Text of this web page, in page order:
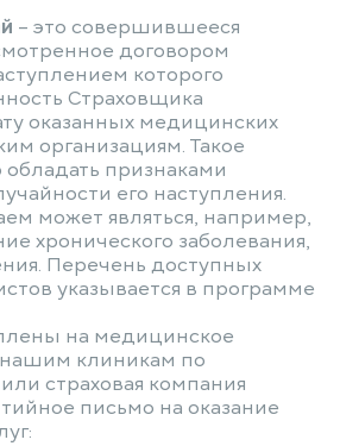
– это совершившееся
договором
которого
Страховщика
оказанных медицинских
организациям. Такое
признаками
его наступления.
может являться, например,
хронического заболевания,
Перечень доступных
указывается в программе
на медицинское
клиникам по
страховая компания
письмо на оказание